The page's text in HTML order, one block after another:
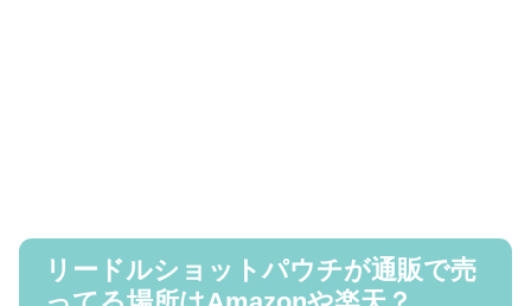
リードルショットパウチが通販で売